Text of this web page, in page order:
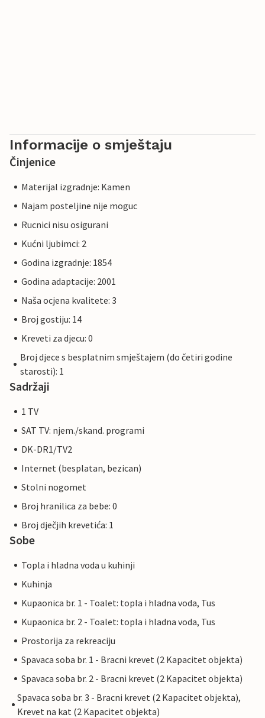
Informacije o smještaju
Činjenice
Materijal izgradnje: Kamen
Najam posteljine nije moguc
Rucnici nisu osigurani
Kućni ljubimci: 2
Godina izgradnje: 1854
Godina adaptacije: 2001
Naša ocjena kvalitete: 3
Broj gostiju: 14
Kreveti za djecu: 0
Broj djece s besplatnim smještajem (do četiri godine
starosti): 1
Sadržaji
1 TV
SAT TV: njem./skand. programi
DK-DR1/TV2
Internet (besplatan, bezican)
Stolni nogomet
Broj hranilica za bebe: 0
Broj dječjih krevetića: 1
Sobe
Topla i hladna voda u kuhinji
Kuhinja
Kupaonica br. 1 - Toalet: topla i hladna voda, Tus
Kupaonica br. 2 - Toalet: topla i hladna voda, Tus
Prostorija za rekreaciju
Spavaca soba br. 1 - Bracni krevet (2 Kapacitet objekta)
Spavaca soba br. 2 - Bracni krevet (2 Kapacitet objekta)
Spavaca soba br. 3 - Bracni krevet (2 Kapacitet objekta),
Krevet na kat (2 Kapacitet objekta)